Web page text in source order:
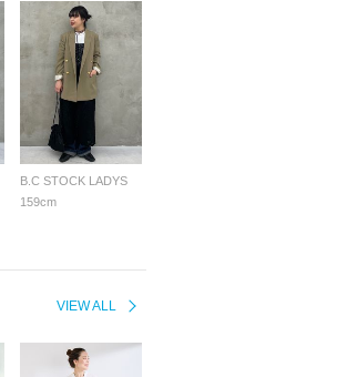
B.C STOCK LADYS
159cm
VIEW ALL